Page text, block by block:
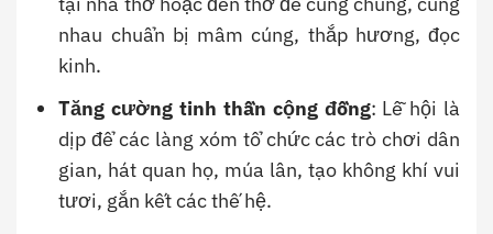
nhau chuẩn bị mâm cúng, thắp hương, đọc
kinh.
Tăng cường tinh thần cộng đồng: Lễ hội là
dịp để các làng xóm tổ chức các trò chơi dân
gian, hát quan họ, múa lân, tạo không khí vui
tươi, gắn kết các thế hệ.